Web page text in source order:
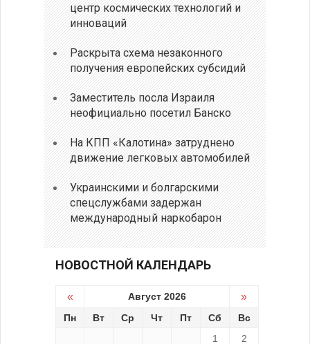
центр космических технологий и
инноваций
Раскрыта схема незаконного
получения европейских субсидий
Заместитель посла Израиля
неофициально посетил Банско
На КПП «Калотина» затруднено
движение легковых автомобилей
Украинскими и болгарскими
спецслужбами задержан
международный наркобарон
НОВОСТНОЙ КАЛЕНДАРЬ
« Август 2026 »
Пн Вт Ср Чт Пт Сб
Вс
1
2